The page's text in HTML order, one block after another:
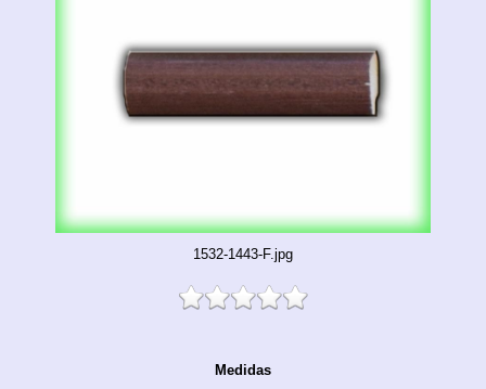
1532-1443-F.jpg
Medidas